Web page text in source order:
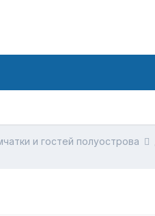
и гостей полуострова